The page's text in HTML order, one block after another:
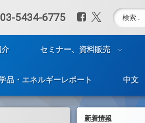
電話番号:
03-5434-6775 Facebook
X.com
検索:
セミナー、資料販売
・エネルギーレポート 中文
新着情報